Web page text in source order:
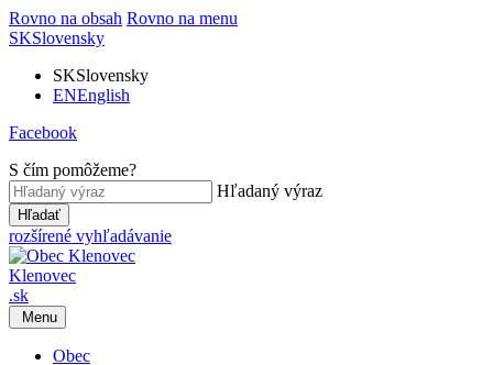
Rovno na obsah Rovno na menu
SKSlovensky
SKSlovensky
ENEnglish
Facebook
S čím pomôžeme?
Hľadaný výraz
Hľadať
rozšírené vyhľadávanie
Klenovec
.sk
Menu
Obec